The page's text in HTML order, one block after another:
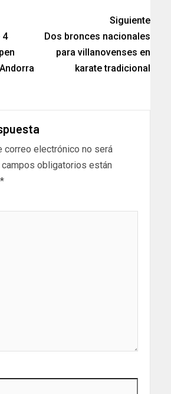
4
Siguiente
Dos bronces nacionales
para villanovenses en
karate tradicional
correo electrónico no será
obligatorios están
*